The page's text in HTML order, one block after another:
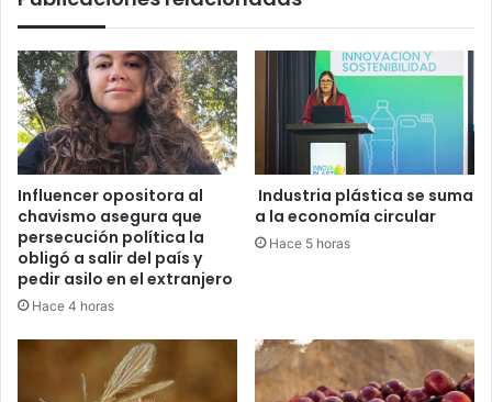
esta
nota!
Influencer opositora al
chavismo asegura que
persecución política la
obligó a salir del país y
pedir asilo en el extranjero
Hace 4 horas
Industria plástica se suma
a la economía circular
Hace 5 horas